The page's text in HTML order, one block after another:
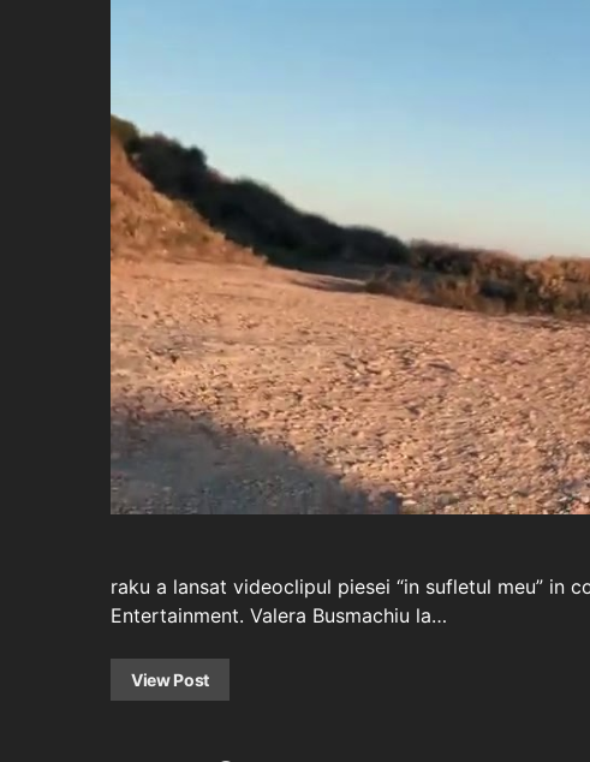
raku a lansat videoclipul piesei “in sufletul meu” in
Entertainment. Valera Busmachiu la…
View Post